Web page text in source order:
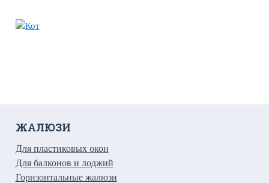
ЖАЛЮЗИ
Для пластиковых окон
Для балконов и лоджий
Горизонтальные жалюзи